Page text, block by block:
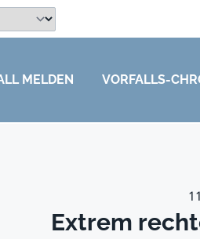
MELDEN VORFALLS-
Extrem